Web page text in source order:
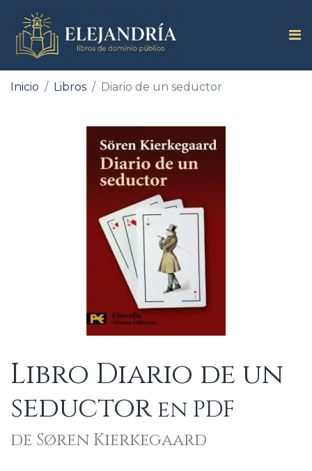
Inicio Libros Diario de un seductor
Libro Diario de un
seductoren PDF
de Søren Kierkegaard